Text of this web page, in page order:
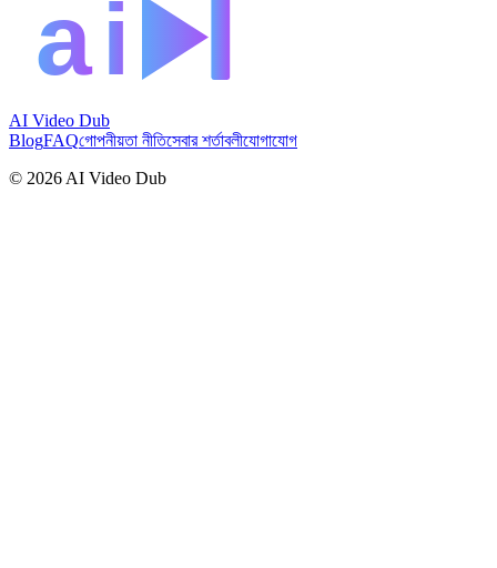
AI Video Dub
BlogFAQগোপনীয়তা নীতিসেবার শর্তাবলীযোগাযোগ
© 2026 AI Video Dub